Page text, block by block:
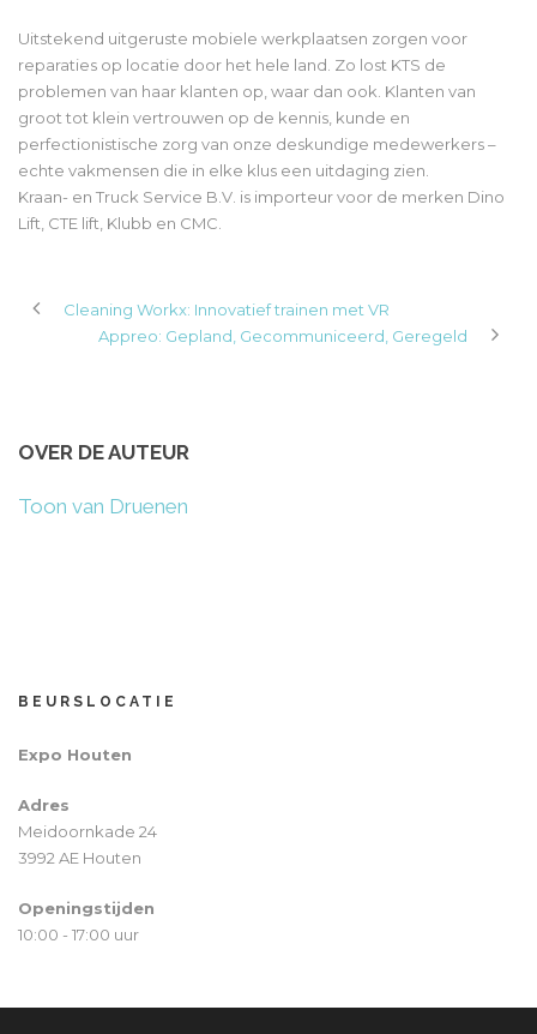
Uitstekend uitgeruste mobiele werkplaatsen zorgen voor
reparaties op locatie door het hele land. Zo lost KTS de
problemen van haar klanten op, waar dan ook. Klanten van
groot tot klein vertrouwen op de kennis, kunde en
perfectionistische zorg van onze deskundige medewerkers –
echte vakmensen die in elke klus een uitdaging zien.
Kraan- en Truck Service B.V. is importeur voor de merken Dino
Lift, CTE lift, Klubb en CMC.
Cleaning Workx: Innovatief trainen met VR
Appreo: Gepland, Gecommuniceerd, Geregeld
OVER DE AUTEUR
Toon van Druenen
BEURSLOCATIE
Expo Houten
Adres
Meidoornkade 24
3992 AE Houten
Openingstijden
10:00 - 17:00 uur